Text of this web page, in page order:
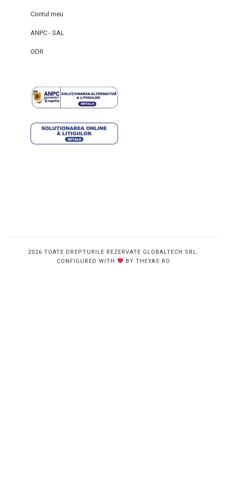
Contul meu
ANPC - SAL
ODR
2026 TOATE DREPTURILE REZERVATE GLOBALTECH SRL.
CONFIGURED WITH
BY THEYAS.RO